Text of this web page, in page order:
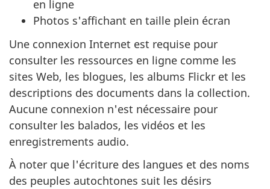
en ligne
Photos s'affichant en taille plein écran
Une connexion Internet est requise pour
consulter les ressources en ligne comme les
sites Web, les blogues, les albums Flickr et les
descriptions des documents dans la collection.
Aucune connexion n'est nécessaire pour
consulter les balados, les vidéos et les
enregistrements audio.
À noter que l'écriture des langues et des noms
des peuples autochtones suit les désirs